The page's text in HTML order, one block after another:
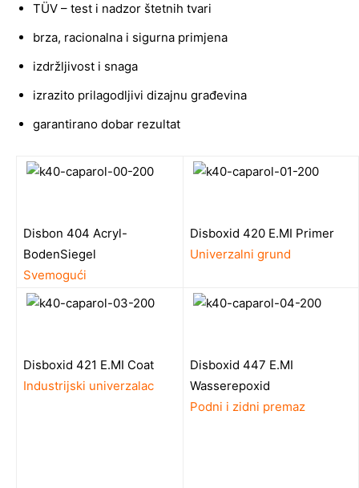
TÜV – test i nadzor štetnih tvari
brza, racionalna i sigurna primjena
izdržljivost i snaga
izrazito prilagodljivi dizajnu građevina
garantirano dobar rezultat
Disbon 404 Acryl-
BodenSiegel
Svemogući
Disboxid 420 E.MI Primer
Univerzalni grund
Disboxid 421 E.MI Coat
Industrijski univerzalac
Disboxid 447 E.MI
Wasserepoxid
Podni i zidni premaz